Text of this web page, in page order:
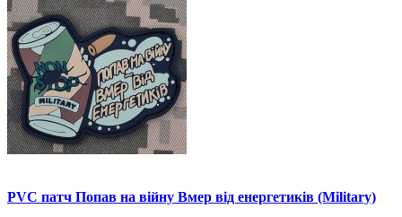
PVC патч Попав на війну Вмер від енергетиків (Military)